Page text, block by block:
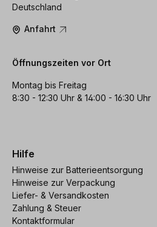
Deutschland
Anfahrt
Öffnungszeiten vor Ort
Montag bis Freitag
8:30 - 12:30 Uhr & 14:00 - 16:30 Uhr
Hilfe
Hinweise zur Batterieentsorgung
Hinweise zur Verpackung
Liefer- & Versandkosten
Zahlung & Steuer
Kontaktformular